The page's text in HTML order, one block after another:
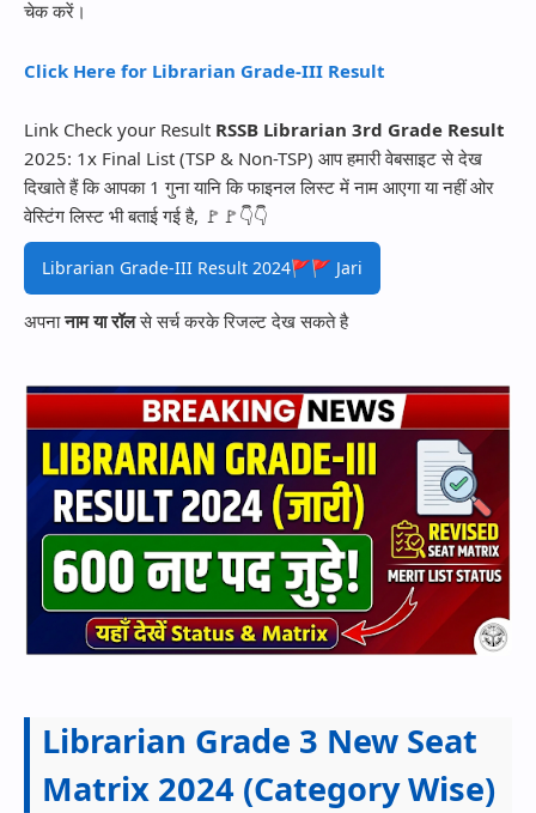
चेक करें।
Click Here for Librarian Grade-III Result
Link Check your Result RSSB Librarian 3rd Grade Result
2025: 1x Final List (TSP & Non-TSP) आप हमारी वेबसाइट से देख
दिखाते हैं कि आपका 1 गुना यानि कि फाइनल लिस्ट में नाम आएगा या नहीं ओर
वेस्टिंग लिस्ट भी बताई गई है, 🚩🚩👇👇
Librarian Grade-III Result 2024🚩🚩 Jari
अपनानाम या रॉलसे सर्च करके रिजल्ट देख सकते है
Librarian Grade 3 New Seat
Matrix 2024 (Category Wise)